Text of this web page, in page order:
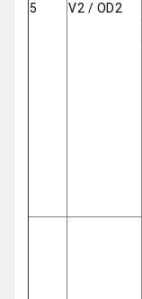
5 V2 / OD2